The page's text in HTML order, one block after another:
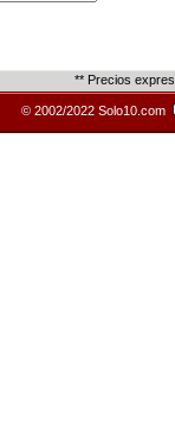
** Precios
© 2002/2022 Solo10.com